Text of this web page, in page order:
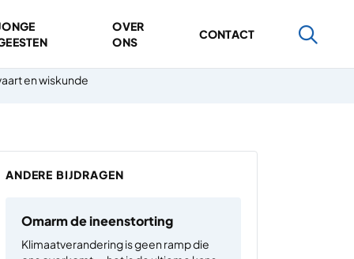
OVER
ONS
CONTACT
en wiskunde
ANDERE BIJDRAGEN
Omarm de ineenstorting
Klimaatverandering is geen ramp die